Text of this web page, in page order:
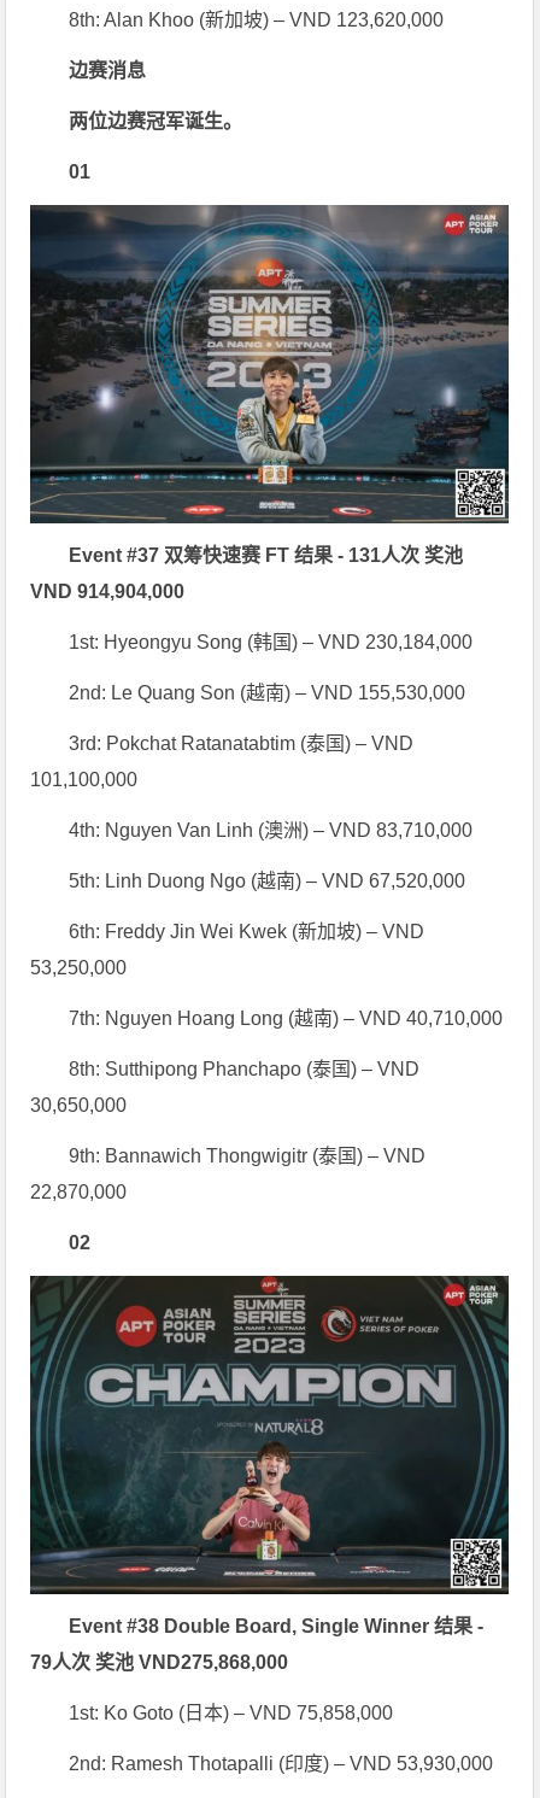
8th: Alan Khoo (新加坡) – VND 123,620,000
边赛消息
两位边赛冠军诞生。
01
Event #37 双筹快速赛 FT 结果 - 131人次 奖池
VND 914,904,000
1st: Hyeongyu Song (韩国) – VND 230,184,000
2nd: Le Quang Son (越南) – VND 155,530,000
3rd: Pokchat Ratanatabtim (泰国) – VND
101,100,000
4th: Nguyen Van Linh (澳洲) – VND 83,710,000
5th: Linh Duong Ngo (越南) – VND 67,520,000
6th: Freddy Jin Wei Kwek (新加坡) – VND
53,250,000
7th: Nguyen Hoang Long (越南) – VND 40,710,000
8th: Sutthipong Phanchapo (泰国) – VND
30,650,000
9th: Bannawich Thongwigitr (泰国) – VND
22,870,000
02
Event #38 Double Board, Single Winner 结果 -
79人次 奖池 VND275,868,000
1st: Ko Goto (日本) – VND 75,858,000
2nd: Ramesh Thotapalli (印度) – VND 53,930,000